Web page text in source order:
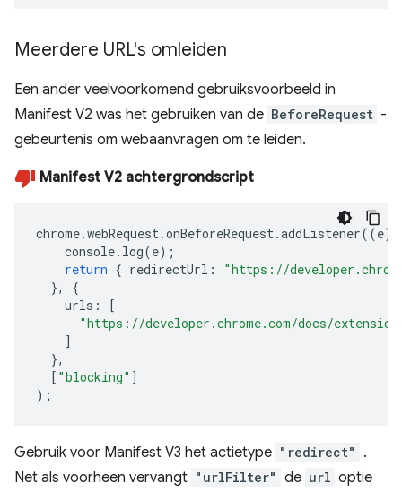
Meerdere URL's omleiden
Een ander veelvoorkomend gebruiksvoorbeeld in
Manifest V2 was het gebruiken van de BeforeRequest -
gebeurtenis om webaanvragen om te leiden.
Manifest V2 achtergrondscript
chrome.webRequest .onBeforeRequest .addListener((e)
console. log(e);
return { redirectUrl :
"https://
},
{
urls :
[
"https://developer.chrome.com/docs/
]
},
[ "blocking" ]
);
Gebruik voor Manifest V3 het actietype "redirect"
.
Net als voorheen vervangt "urlFilter" de url optie